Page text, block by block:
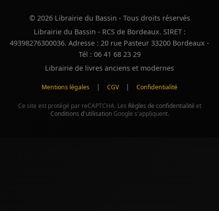
© 2026 Librairie du Bassin - Tous droits réservés
Librairie du Bassin - RCS de Bordeaux. SIRET :
49398276300036. Adresse : 20 rue Pasteur 33200 Bordeaux -
Tél : 06 41 68 23 29
Librairie de livres anciens et modernes
Mentions légales | CGV | Confidentialité
Ce site est protégé par reCAPTCHA. Les Règles de confidentialité et
Conditions d'utilisationGoogle s'appliquent.